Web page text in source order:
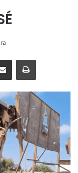
Enviar vía email Imprimir